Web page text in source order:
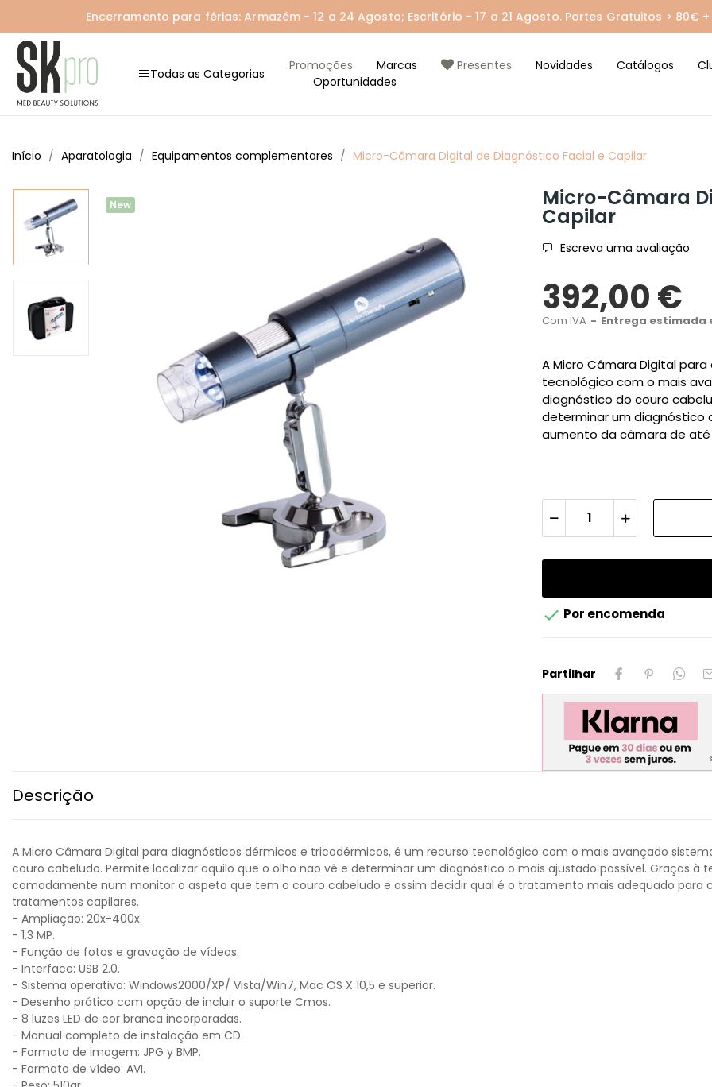
Encerramento para férias: Armazém - 12 a 24 Agosto; Escritório - 17 a 21 Agosto. Portes Gratuitos > 80€
Todas as Categorias
Promoções Marcas Presentes Novidades Catálogos
Oportunidades
Início Aparatologia Equipamentos complementares Micro-Câmara Digital de Diagnóstico Facial e Capilar
New Micro-Câmara
Capilar
Escreva uma avaliação
392,00 €
Com IVA Entrega estimada
A Micro Câmara Digital
tecnológico com o mais
diagnóstico do couro
determinar um diagnóstico
aumento da câmara de
 Por encomenda
Partilhar
Descrição
A Micro Câmara Digital para diagnósticos dérmicos e tricodérmicos, é um recurso tecnológico com o mais avançado
couro cabeludo. Permite localizar aquilo que o olho não vê e determinar um diagnóstico o mais ajustado possível. Graças
comodamente num monitor o aspeto que tem o couro cabeludo e assim decidir qual é o tratamento mais adequado para
tratamentos capilares.
- Ampliação: 20x-400x.
- 1,3 MP.
- Função de fotos e gravação de vídeos.
- Interface: USB 2.0.
- Sistema operativo: Windows2000/XP/ Vista/Win7, Mac OS X 10,5 e superior.
- Desenho prático com opção de incluir o suporte Cmos.
- 8 luzes LED de cor branca incorporadas.
- Manual completo de instalação em CD.
- Formato de imagem: JPG y BMP.
- Formato de vídeo: AVI.